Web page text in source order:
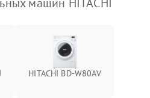
HITACHI BD-W80AV